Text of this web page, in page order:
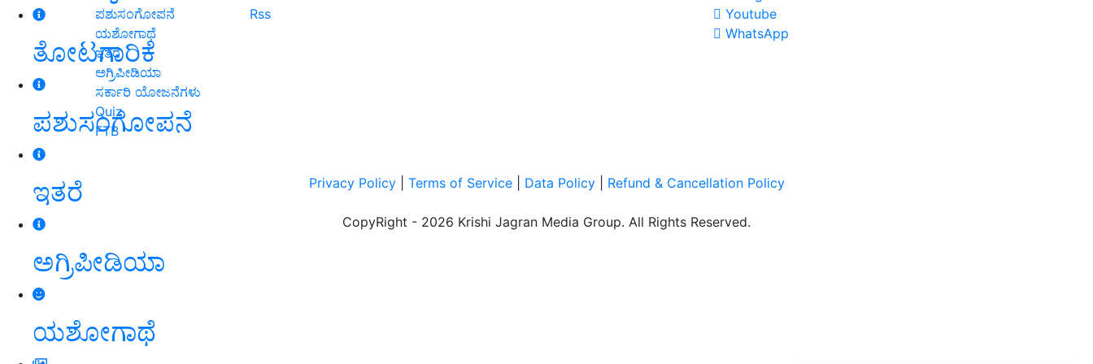
ತೋಟಗಾರಿಕೆ
ಪಶುಸಂಗೋಪನೆ
ಇತರೆ
ಅಗ್ರಿಪೀಡಿಯಾ
ಯಶೋಗಾಥೆ
ಪಶುಸಂಗೋಪನೆ
ಯಶೋಗಾಥೆ
ಇತರೆ
ಅಗ್ರಿಪೀಡಿಯಾ
ಸರ್ಕಾರಿ ಯೋಜನೆಗಳು
Quiz
FTB
Rss
Youtube
WhatsApp
Privacy Policy| Terms of Service| Data Policy| Refund & Cancellation Policy
CopyRight - 2026 Krishi Jagran Media Group. All Rights Reserved.